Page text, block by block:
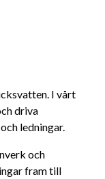
I vårt
driva
ledningar.
och
fram till